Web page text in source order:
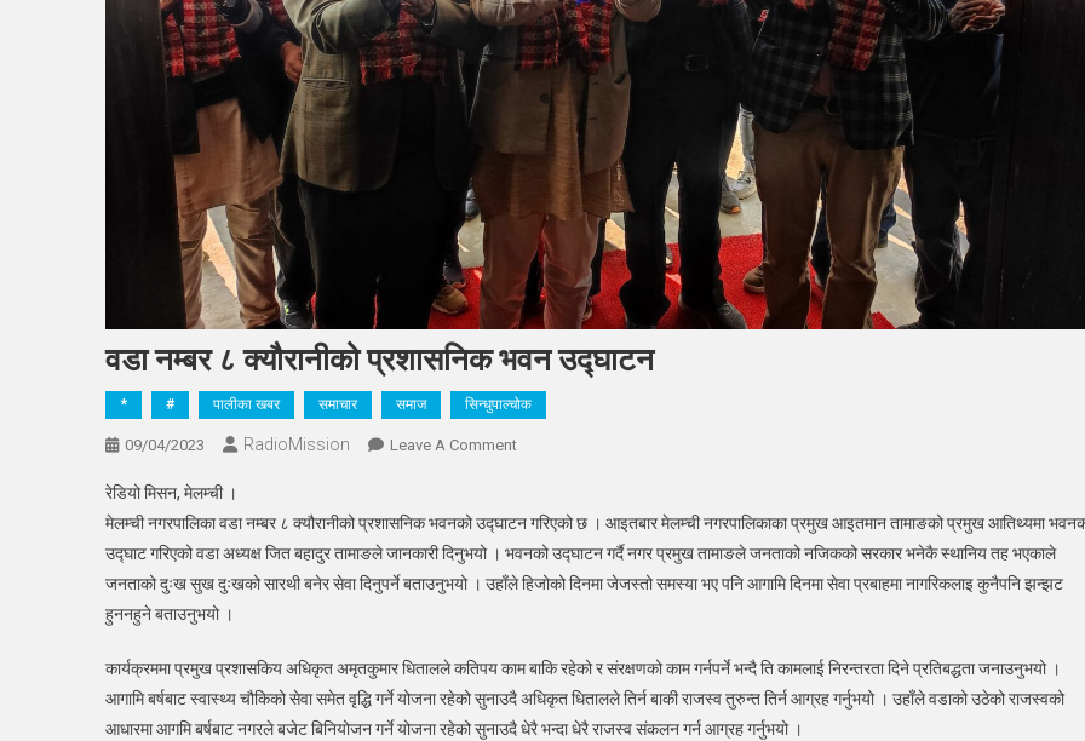
वडा नम्बर ८ क्यौरानीको प्रशासनिक भवन उद्घाटन
* # पालीका खबर समाचार समाज सिन्धुपाल्चोक
09/04/2023 RadioMission Leave A CommentOn
८
क्यौरानीको
प्रशासनिक
रेडियो मिसन, मेलम्ची ।
मेलम्ची नगरपालिका वडा नम्बर ८ क्यौरानीको प्रशासनिक भवनको उद्घाटन गरिएको छ । आइतबार मेलम्ची नगरपालिकाका प्रमुख आइतमान तामाङको प्रमुख आतिथ्यमा
उद्घाट गरिएको वडा अध्यक्ष जित बहादुर तामाङले जानकारी दिनुभयो । भवनको उद्घाटन गर्दै नगर प्रमुख तामाङले जनताको नजिकको सरकार भनेकै स्थानिय तह भएकाले
जनताको दुःख सुख दुःखको सारथी बनेर सेवा दिनुपर्ने बताउनुभयो । उहाँले हिजोको दिनमा जेजस्तो समस्या भए पनि आगामि दिनमा सेवा प्रबाहमा नागरिकलाइ कुनैपनि झन्झट
हुननहुने बताउनुभयो ।
कार्यक्रममा प्रमुख प्रशासकिय अधिकृत अमृतकुमार धितालले कतिपय काम बाकि रहेको र संरक्षणको काम गर्नपर्ने भन्दै ति कामलाई निरन्तरता दिने प्रतिबद्धता जनाउनुभयो ।
आगामि बर्षबाट स्वास्थ्य चौकिको सेवा समेत वृद्धि गर्ने योजना रहेको सुनाउदै अधिकृत धितालले तिर्न बाकी राजस्व तुरुन्त तिर्न आग्रह गर्नुभयो । उहाँले वडाको उठेको राजस्वको
आधारमा आगमि बर्षबाट नगरले बजेट बिनियोजन गर्ने योजना रहेको सुनाउदै धेरै भन्दा धेरै राजस्व संकलन गर्न आग्रह गर्नुभयो ।